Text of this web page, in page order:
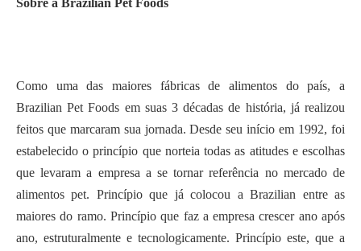
Como uma das maiores fábricas de alimentos do país, a
Brazilian Pet Foods em suas 3 décadas de história, já realizou
feitos que marcaram sua jornada. Desde seu início em 1992, foi
estabelecido o princípio que norteia todas as atitudes e escolhas
que levaram a empresa a se tornar referência no mercado de
alimentos pet. Princípio que já colocou a Brazilian entre as
maiores do ramo. Princípio que faz a empresa crescer ano após
ano, estruturalmente e tecnologicamente. Princípio este, que a